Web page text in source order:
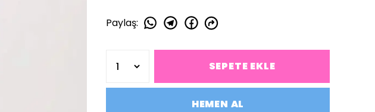
Paylaş:
SEPETE EKLE
HEMEN AL